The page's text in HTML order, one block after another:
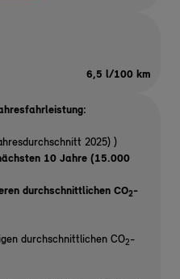
6,5 l/100 km
2025) )
10 Jahre (15.000
durchschnittlichen CO2-
durchschnittlichen CO2-